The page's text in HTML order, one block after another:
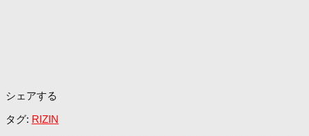
シェアする
タグ: RIZIN